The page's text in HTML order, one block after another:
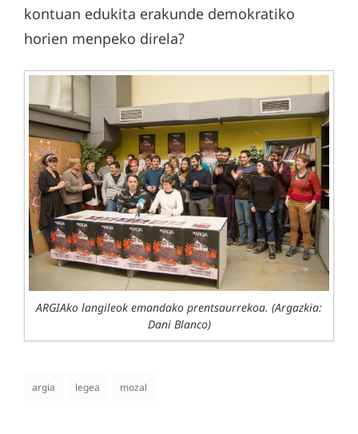
kontuan edukita erakunde demokratiko
horien menpeko direla?
ARGIAko langileok emandako prentsaurrekoa. (Argazkia:
Dani Blanco)
argia legea mozal